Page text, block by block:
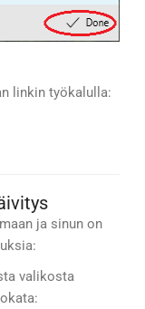
linkin työkalulla:
ja sinun on
valikosta